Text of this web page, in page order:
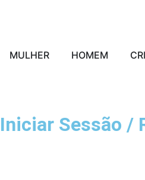
MULHER HOMEM
Iniciar Sessão /